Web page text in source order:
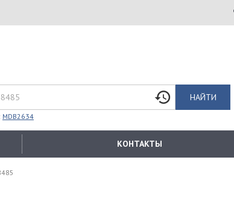
НАЙТИ
MDB2634
КОНТАКТЫ